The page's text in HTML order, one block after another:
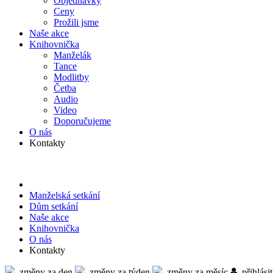
Ceny
Prožili jsme
Naše akce
Knihov­nička
Manželák
Tance
Modlitby
Četba
Audio
Video
Doporu­čujeme
O nás
Kontakty
Manželská setkání
Dům setkání
Naše akce
Knihov­nička
O nás
Kontakty